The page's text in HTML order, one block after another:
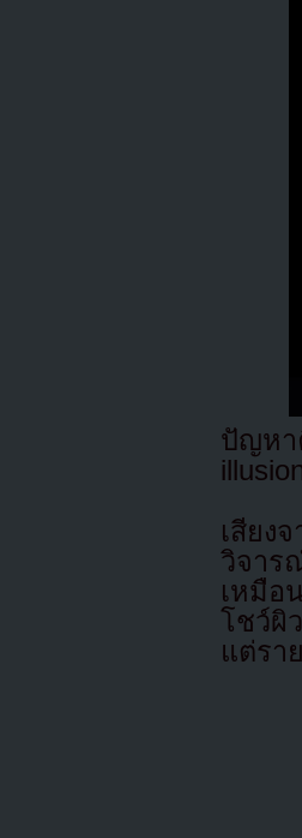
ปัญหา
เสียง
วิจาร
เหมือ
โชว์ผิ
แต่รา